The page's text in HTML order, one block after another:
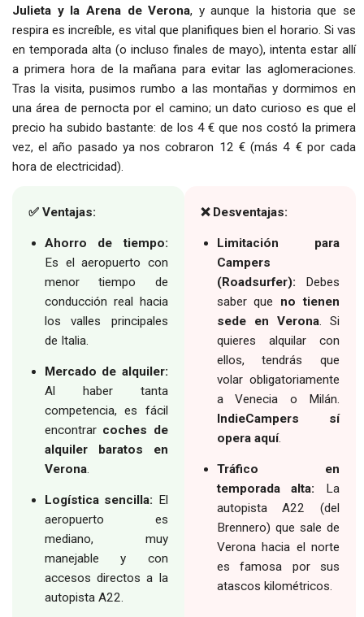
Julieta y la Arena de Verona, y aunque la historia que se
respira es increíble, es vital que planifiques bien el horario. Si vas
en temporada alta (o incluso finales de mayo), intenta estar allí
a primera hora de la mañana para evitar las aglomeraciones.
Tras la visita, pusimos rumbo a las montañas y dormimos en
una área de pernocta por el camino; un dato curioso es que el
precio ha subido bastante: de los 4 € que nos costó la primera
vez, el año pasado ya nos cobraron 12 € (más 4 € por cada
hora de electricidad).
✅ Ventajas:
Ahorro de tiempo:
Es el aeropuerto con
menor tiempo de
conducción real hacia
los valles principales
de Italia.
Mercado de alquiler:
Al haber tanta
competencia, es fácil
encontrar coches de
alquiler baratos en
Verona.
Logística sencilla: El
aeropuerto es
mediano, muy
manejable y con
accesos directos a la
autopista A22.
❌ Desventajas:
Limitación para
Campers
(Roadsurfer): Debes
saber que no tienen
sede en Verona. Si
quieres alquilar con
ellos, tendrás que
volar obligatoriamente
a Venecia o Milán.
IndieCampers sí
opera aquí.
Tráfico en
temporada alta: La
autopista A22 (del
Brennero) que sale de
Verona hacia el norte
es famosa por sus
atascos kilométricos.